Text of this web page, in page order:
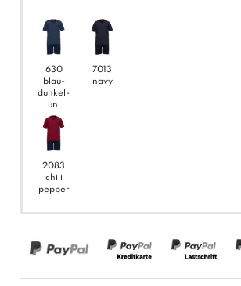
630
blau-
dunkel-
uni
2083
chili
pepper
7013
navy